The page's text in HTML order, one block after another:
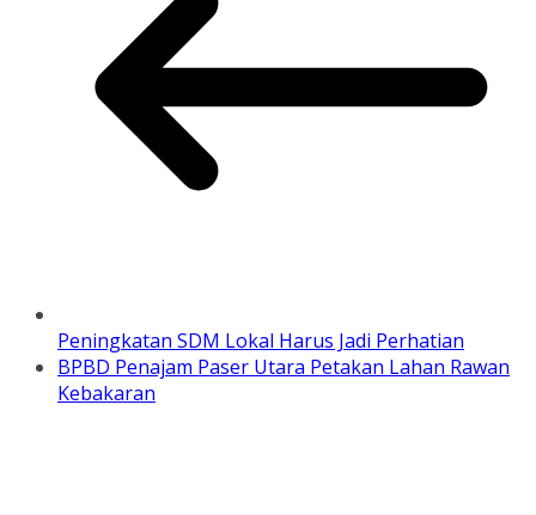
Peningkatan SDM Lokal Harus Jadi Perhatian
BPBD Penajam Paser Utara Petakan Lahan Rawan
Kebakaran